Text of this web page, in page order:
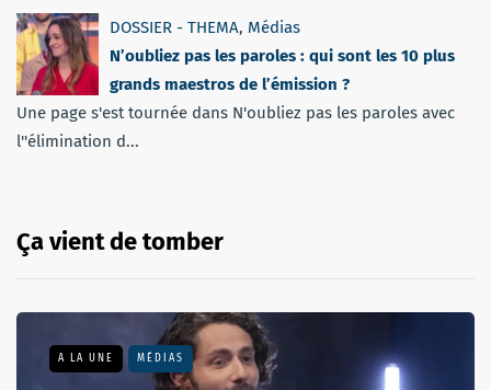
DOSSIER - THEMA, Médias
N’oubliez pas les paroles : qui sont les 10 plus
grands maestros de l’émission ?
Une page s'est tournée dans N'oubliez pas les paroles avec
l''élimination d...
Ça vient de tomber
A LA UNE MÉDIAS